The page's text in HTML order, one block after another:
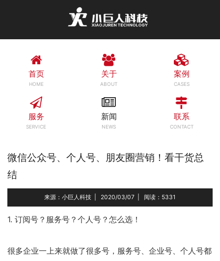
首页
HOME
关于
ABOUT
案例
CASES
服务
SERVICE
新闻
NEWS
联系
CONTACT
微信公众号、个人号、朋友圈营销！看干货总
结
来源：小巨人科技 2020/03/07 阅读：5331
1. 订阅号？服务号？个人号？怎么选！
很多企业一上来就做了很多号，服务号、企业号、个人号都